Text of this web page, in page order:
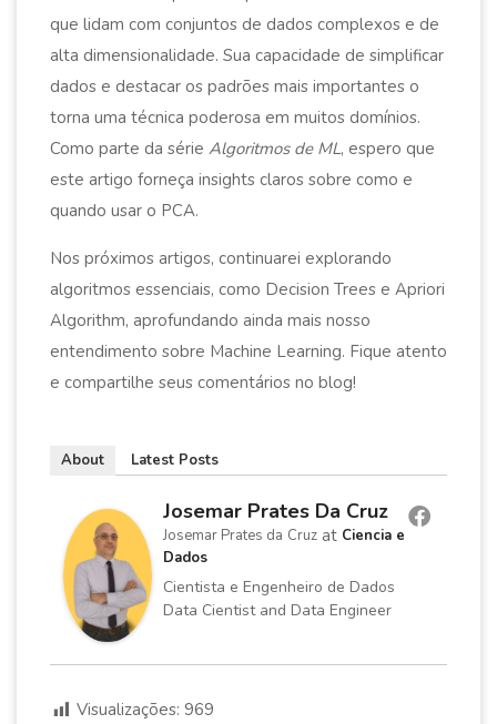
que lidam com conjuntos de dados complexos e de
alta dimensionalidade. Sua capacidade de simplificar
dados e destacar os padrões mais importantes o
torna uma técnica poderosa em muitos domínios.
Como parte da série Algoritmos de ML, espero que
este artigo forneça insights claros sobre como e
quando usar o PCA.
Nos próximos artigos, continuarei explorando
algoritmos essenciais, como Decision Trees e Apriori
Algorithm, aprofundando ainda mais nosso
entendimento sobre Machine Learning. Fique atento
e compartilhe seus comentários no blog!
About Latest Posts
Josemar Prates Da Cruz
Josemar Prates da Cruzat Ciencia e
Dados
Cientista e Engenheiro de Dados
Data Cientist and Data Engineer
Visualizações: 969